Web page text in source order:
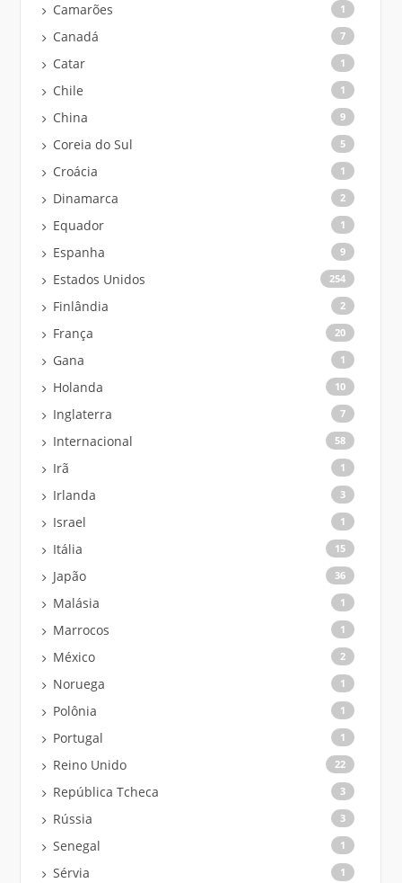
Camarões 1
Canadá 7
Catar 1
Chile 1
China 9
Coreia do Sul 5
Croácia 1
Dinamarca 2
Equador 1
Espanha 9
Estados Unidos 254
Finlândia 2
França 20
Gana 1
Holanda 10
Inglaterra 7
Internacional 58
Irã 1
Irlanda 3
Israel 1
Itália 15
Japão 36
Malásia 1
Marrocos 1
México 2
Noruega 1
Polônia 1
Portugal 1
Reino Unido 22
República Tcheca 3
Rússia 3
Senegal 1
Sérvia 1